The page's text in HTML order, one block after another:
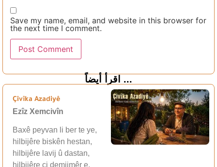
Save my name, email, and website in this browser for
the next time I comment.
اقرأ أيضاً ...
Çivîka Azadiyê
Ezîz Xemcivîn
Baxê peyvan li ber te ye,
hilbijêre biskên hestan,
hilbijêre lavij û dastan,
hilbijêre çi demjimêr e,